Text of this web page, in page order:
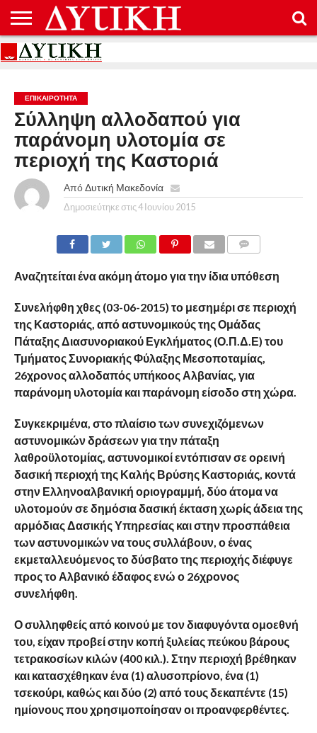
ΑΡΧΙΚΉ
ΕΠΙΚΟΙΝΩΝΊΑ
ΌΡΟΙ
ΠΡΟΣΤΑΣΊΑ
ΕΠΙΚΑΙΡΟΤΗΤΑ
Σύλληψη αλλοδαπού για
παράνομη υλοτομία σε
περιοχή της Καστοριά
Από Δυτική Μακεδονία
Δημοσιεύτηκε στις4 Ιουνίου 2015
Αναζητείται ένα ακόμη άτομο για την ίδια υπόθεση
Συνελήφθη χθες (03-06-2015) το μεσημέρι σε περιοχή
της Καστοριάς, από αστυνομικούς της Ομάδας
Πάταξης Διασυνοριακού Εγκλήματος (Ο.Π.Δ.Ε) του
Τμήματος Συνοριακής Φύλαξης Μεσοποταμίας,
26χρονος αλλοδαπός υπήκοος Αλβανίας, για
παράνομη υλοτομία και παράνομη είσοδο στη χώρα.
Συγκεκριμένα, στο πλαίσιο των συνεχιζόμενων
αστυνομικών δράσεων για την πάταξη
λαθροϋλοτομίας, αστυνομικοί εντόπισαν σε ορεινή
δασική περιοχή της Καλής Βρύσης Καστοριάς, κοντά
στην Ελληνοαλβανική οριογραμμή, δύο άτομα να
υλοτομούν σε δημόσια δασική έκταση χωρίς άδεια της
αρμόδιας Δασικής Υπηρεσίας και στην προσπάθεια
των αστυνομικών να τους συλλάβουν, ο ένας
εκμεταλλευόμενος το δύσβατο της περιοχής διέφυγε
προς το Αλβανικό έδαφος ενώ ο 26χρονος
συνελήφθη.
Ο συλληφθείς από κοινού με τον διαφυγόντα ομοεθνή
του, είχαν προβεί στην κοπή ξυλείας πεύκου βάρους
τετρακοσίων κιλών (400 κιλ.). Στην περιοχή βρέθηκαν
και κατασχέθηκαν ένα (1) αλυσοπρίονο, ένα (1)
τσεκούρι, καθώς και δύο (2) από τους δεκαπέντε (15)
ημίονους που χρησιμοποίησαν οι προανφερθέντες.